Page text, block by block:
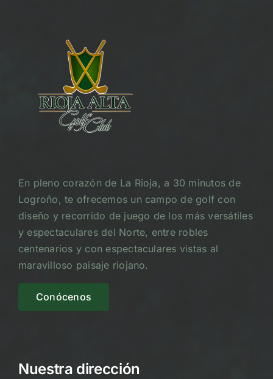
En pleno corazón de La Rioja, a 30 minutos de
Logroño, te ofrecemos un campo de golf con
diseño y recorrido de juego de los más versátiles
y espectaculares del Norte, entre robles
centenarios y con espectaculares vistas al
maravilloso paisaje riojano.
Conócenos
Nuestra dirección